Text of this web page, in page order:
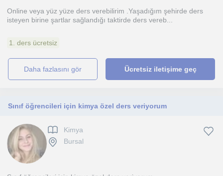
Online veya yüz yüze ders verebilirim .Yaşadığım şehirde ders
isteyen birine şartlar sağlandığı taktirde ders vereb...
1. ders ücretsiz
daha fazlasını gör Ücretsiz iletişime geç
Sınıf öğrencileri için kimya özel ders veriyorum
Kimya
Bursal